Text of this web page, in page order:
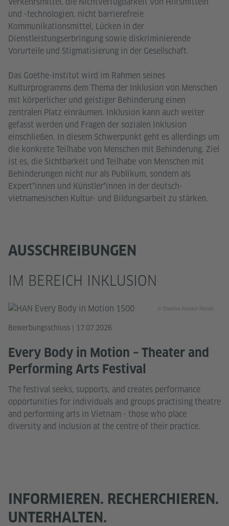
und -technologien, nicht barrierefreie
Kommunikationsmittel, Lücken in der
Dienstleistungserbringung sowie diskriminierende
Vorurteile und Stigmatisierung in der Gesellschaft.
Das Goethe-Institut wird im Rahmen seines
Kulturprogramms dem Thema der Inklusion von Menschen
mit körperlicher und geistiger Behinderung einen
zentralen Platz einräumen. Inklusion kann auch weiter
gefasst werden und Fragen der sozialen Inklusion
einschließen. In diesem Schwerpunkt geht es allerdings um
die konkrete Teilhabe von Menschen mit Behinderung. Ziel
ist es, die Sichtbarkeit und Teilhabe von Menschen mit
Behinderungen nicht nur als Publikum, sondern als
Expert*innen und Künstler*innen in der deutsch-
vietnamesischen Kultur- und Bildungsarbeit zu stärken.
AUSSCHREIBUNGEN
IM BEREICH INKLUSION
Bewerbungsschluss | 17.07.2026
Every Body in Motion – Theater and
Performing Arts Festival
The festival seeks, supports, and creates performance
opportunities for individuals and groups practising theatre
and performing arts in Vietnam - those who place
diversity and inclusion at the centre of their practice.
© Goethe-Institut Hanoi
INFORMIEREN. RECHERCHIEREN.
UNTERHALTEN.